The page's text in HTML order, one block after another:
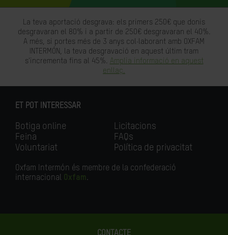
La teva aportació desgrava: els primers 250€ que donis
desgravaran el 80% i a partir de 250€ desgravaran el 40%.
A més, si portes més de 3 anys col·laborant amb OXFAM
INTERMÓN, la teva desgravació en aquest últim tram
s'incrementa fins al 45%. Amplia informació en aquest
enllaç.
ET POT INTERESSAR
Botiga online
Feina
Voluntariat
Licitacions
FAQs
Política de privacitat
Oxfam Intermón és membre de la confederació
internacional Oxfam.